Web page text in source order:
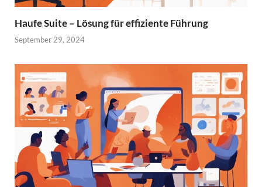
Haufe Suite – Lösung für effiziente Führung
September 29, 2024